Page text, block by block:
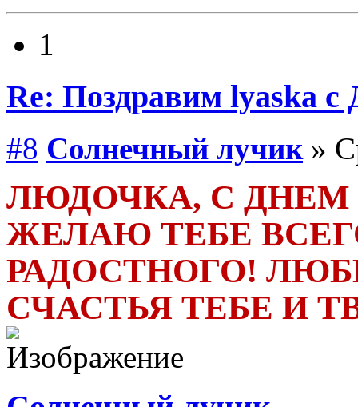
1
Re: Поздравим lyaska с
#8 Солнечный лучик »
ЛЮДОЧКА, С ДНЕМ
ЖЕЛАЮ ТЕБЕ
РАДОСТНОГО!
СЧАСТЬЯ ТЕБЕ И